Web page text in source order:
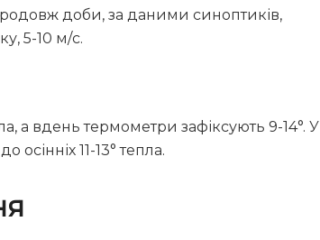
доби, за даними синоптиків,
5-10 м/с.
а вдень термометри зафіксують 9-14°. У
осінніх 11-13° тепла.